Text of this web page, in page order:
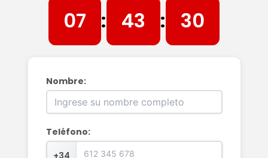
07 : 43 : 29
Nombre:
Teléfono:
+34